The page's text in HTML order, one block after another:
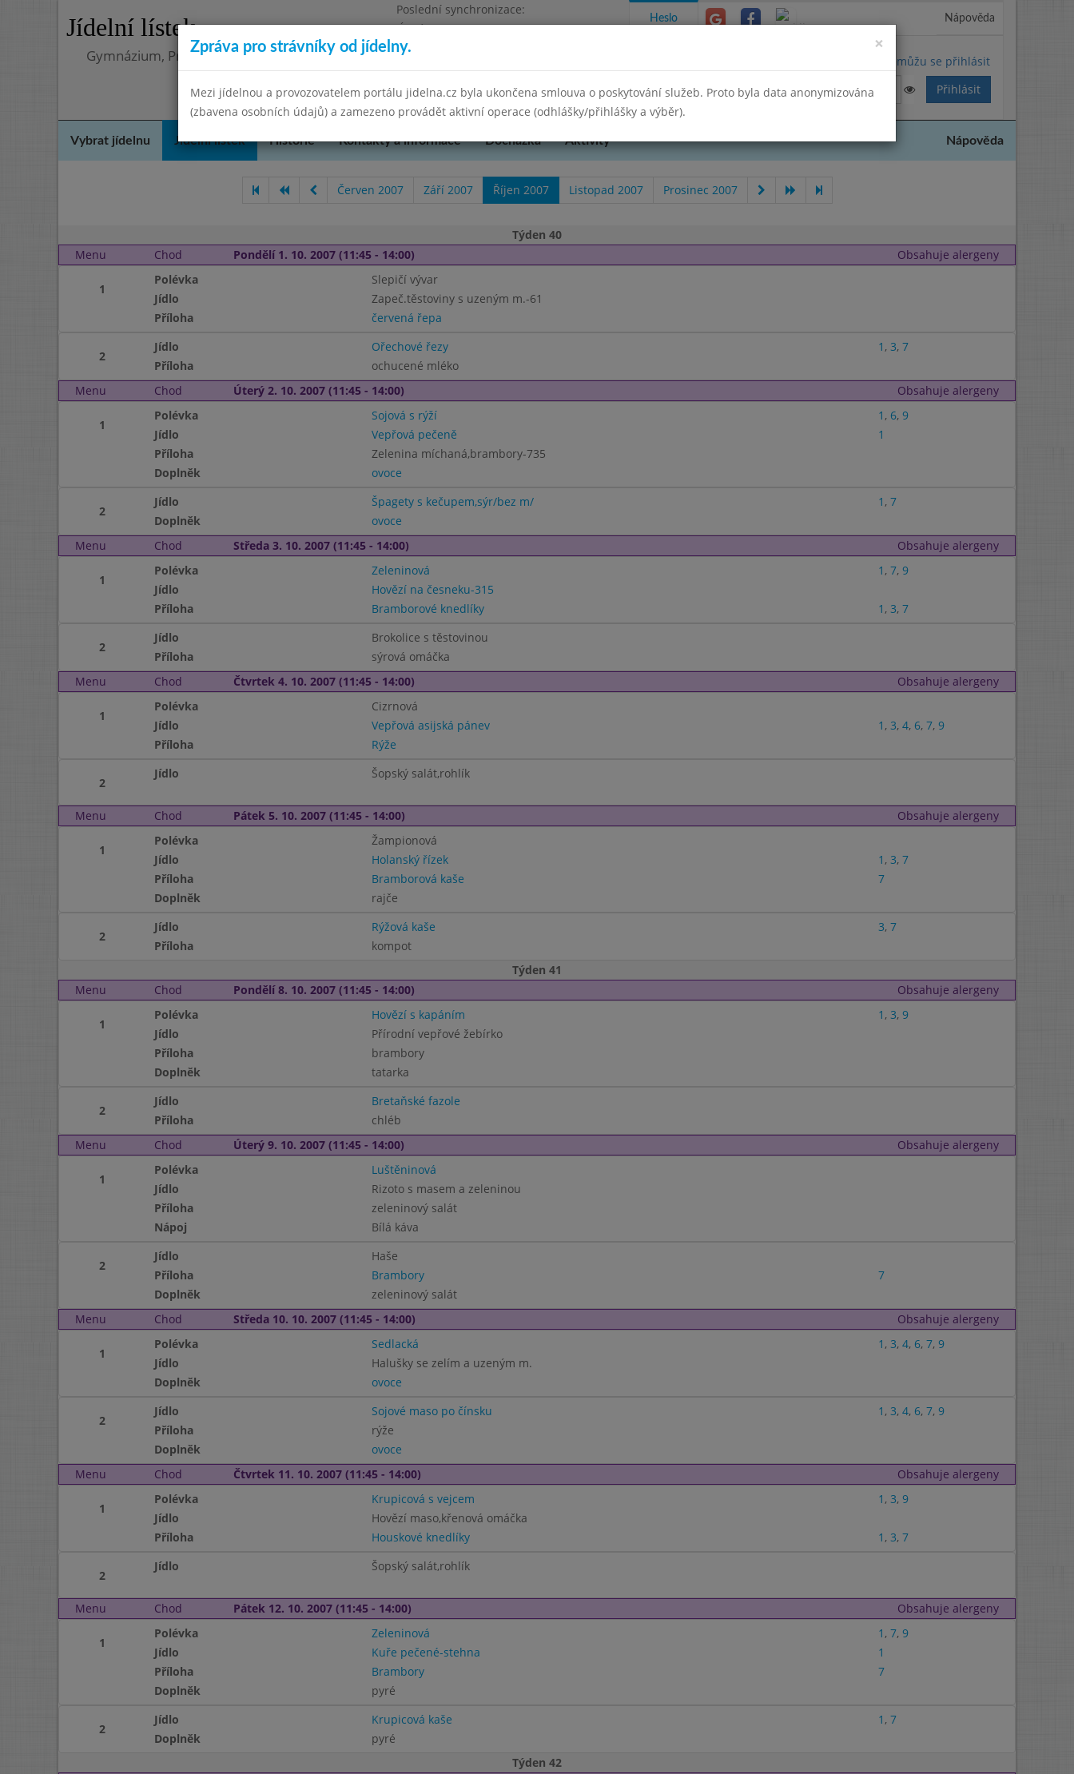
Jídelní lístek
Poslední synchronizace:
Úterý 12.5.2026 8:35
Gymnázium, Praha 4, Budějovická 680
Heslo Nápověda
Nemůžu se přihlásit
Vybrat jídelnu Jídelní lístek Historie Kontakty a informace Docházka Aktivity Nápověda
Červen 2007 Září 2007 Říjen 2007 Listopad 2007 Prosinec 2007
Týden 40
Menu
Chod Pondělí 1. 10. 2007 (11:45 - 14:00) Obsahuje alergeny
1
Polévka
Slepičí vývar
Jídlo
Zapeč.těstoviny s uzeným m.-61
Příloha
červená řepa
2
Jídlo Ořechové řezy 1 , 3, 7
Příloha
ochucené mléko
Menu
Chod Úterý 2. 10. 2007 (11:45 - 14:00) Obsahuje alergeny
1
Polévka Sojová s rýží 1 , 6, 9
Jídlo
Vepřová pečeně
1
Příloha
Zelenina míchaná,brambory-735
Doplněk
ovoce
2
Jídlo Špagety s kečupem,sýr/bez m/ 1 , 7
Doplněk
ovoce
Menu
Chod Středa 3. 10. 2007 (11:45 - 14:00) Obsahuje alergeny
1
Polévka Zeleninová 1 , 7, 9
Jídlo
Hovězí na česneku-315
Příloha
Bramborové knedlíky 1 , 3, 7
2
Jídlo
Brokolice s těstovinou
Příloha
sýrová omáčka
Menu
Chod Čtvrtek 4. 10. 2007 (11:45 - 14:00) Obsahuje alergeny
1
Polévka
Cizrnová
Jídlo
Vepřová asijská pánev 1 , 3, 4, 6, 7, 9
Příloha
Rýže
2
Jídlo Šopský salát,rohlík
Menu Chod Pátek 5. 10. 2007 (11:45 - 14:00) Obsahuje alergeny
1
Polévka
Žampionová
Jídlo
Holanský řízek 1 , 3, 7
Příloha
Bramborová kaše
7
Doplněk
rajče
2
Jídlo Rýžová kaše 3, 7
Příloha
kompot
Týden 41
Menu
Chod Pondělí 8. 10. 2007 (11:45 - 14:00) Obsahuje alergeny
1
Polévka Hovězí s kapáním 1 , 3, 9
Jídlo
Přírodní vepřové žebírko
Příloha
brambory
Doplněk
tatarka
2
Jídlo
Bretaňské fazole
Příloha
chléb
Menu
Chod Úterý 9. 10. 2007 (11:45 - 14:00) Obsahuje alergeny
1
Polévka
Luštěninová
Jídlo
Rizoto s masem a zeleninou
Příloha
zeleninový salát
Nápoj
Bílá káva
2
Jídlo
Haše
Příloha
Brambory
7
Doplněk
zeleninový salát
Menu
Chod Středa 10. 10. 2007 (11:45 - 14:00) Obsahuje alergeny
1
Polévka Sedlacká 1 , 3, 4, 6, 7, 9
Jídlo
Halušky se zelím a uzeným m.
Doplněk
ovoce
2
Jídlo Sojové maso po čínsku 1 , 3, 4, 6, 7, 9
Příloha
rýže
Doplněk
ovoce
Menu
Chod Čtvrtek 11. 10. 2007 (11:45 - 14:00) Obsahuje alergeny
1
Polévka Krupicová s vejcem 1 , 3, 9
Jídlo
Hovězí maso,křenová omáčka
Příloha
Houskové knedlíky 1 , 3, 7
2
Jídlo Šopský salát,rohlík
Menu Chod Pátek 12. 10. 2007 (11:45 - 14:00) Obsahuje alergeny
1
Polévka Zeleninová 1 , 7, 9
Jídlo
Kuře pečené-stehna
1
Příloha
Brambory
7
Doplněk
pyré
2
Jídlo Krupicová kaše 1 , 7
Doplněk
pyré
Týden 42
×
Zpráva pro strávníky od jídelny.
Mezi jídelnou a provozovatelem portálu jidelna.cz byla ukončena smlouva o poskytování služeb. Proto byla data anonymizována
(zbavena osobních údajů) a zamezeno provádět aktivní operace (odhlášky/přihlášky a výběr).